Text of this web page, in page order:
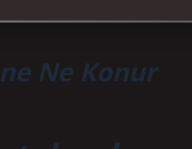
Ne Konur